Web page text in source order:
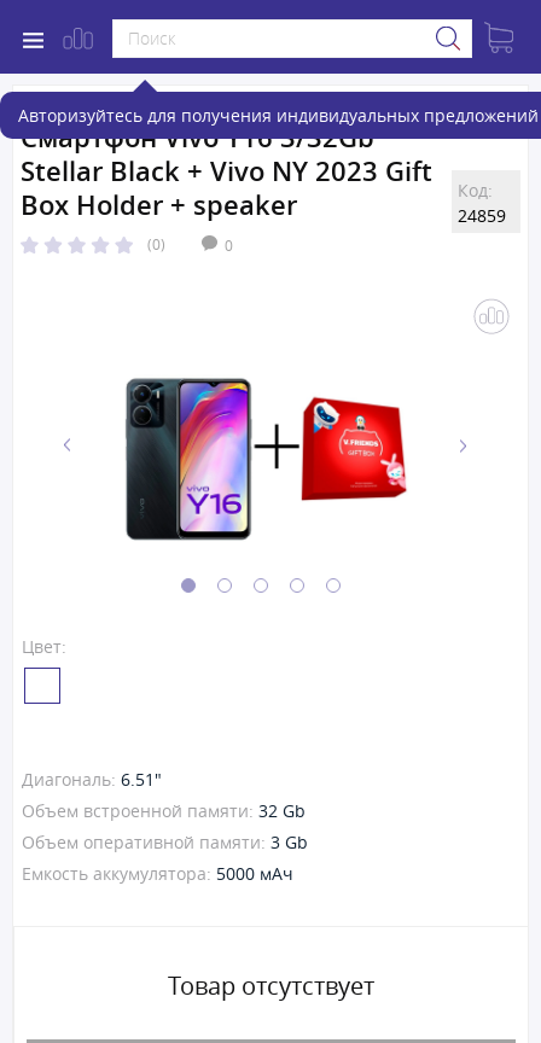
Авторизуйтесь для получения индивидуальных предложений
Смартфон Vivo Y16 3/32Gb
Stellar Black + Vivo NY 2023 Gift
Box Holder + speaker
(0) 0
Код:
24859
Цвет:
Диагональ: 6.51"
Объем встроенной памяти: 32 Gb
Объем оперативной памяти: 3 Gb
Емкость аккумулятора: 5000 мАч
Товар отсутствует